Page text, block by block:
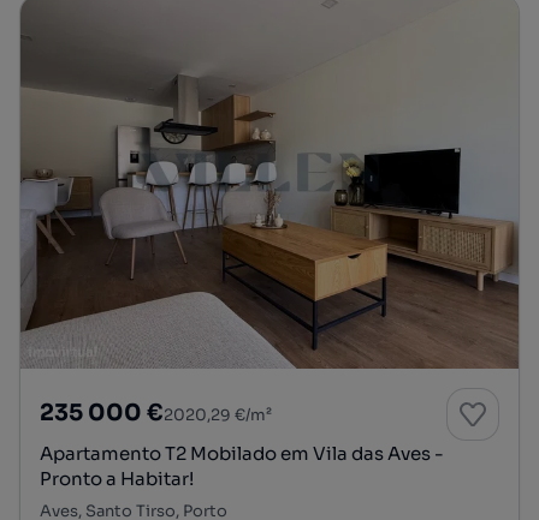
235 000 €2020,29 €/m²
Apartamento T2 Mobilado em Vila das Aves -
Pronto a Habitar!
Aves, Santo Tirso, Porto